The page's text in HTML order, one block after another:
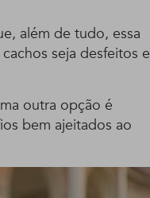
além de tudo, essa
seja desfeitos e
outra opção é
bem ajeitados ao